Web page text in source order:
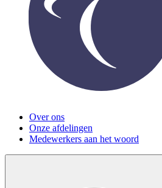
Over ons
Onze afdelingen
Medewerkers aan het woord